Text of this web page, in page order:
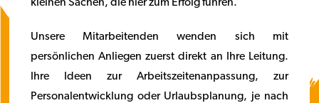
kleinen Sachen, die hier zum Erfolg führen.
Unsere Mitarbeitenden wenden sich mit
persönlichen Anliegen zuerst direkt an Ihre Leitung.
Ihre Ideen zur Arbeitszeitenanpassung, zur
Personalentwicklung oder Urlaubsplanung, je nach